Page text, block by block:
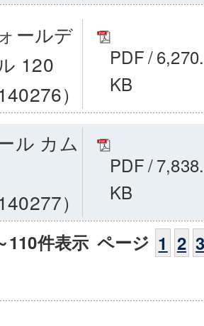
ールデ
120
）
PDF/
KB
ル カム
）
PDF/
KB
110件表示 ページ 1 2